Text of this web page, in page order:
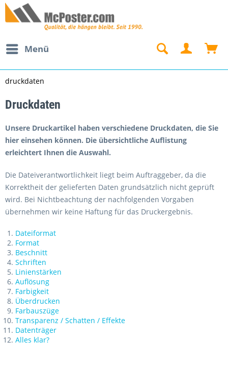
Menü
druckdaten
Druckdaten
Unsere Druckartikel haben verschiedene Druckdaten, die Sie
hier einsehen können. Die übersichtliche Auflistung
erleichtert Ihnen die Auswahl.
Die Dateiverantwortlichkeit liegt beim Auftraggeber, da die
Korrektheit der gelieferten Daten grundsätzlich nicht geprüft
wird. Bei Nichtbeachtung der nachfolgenden Vorgaben
übernehmen wir keine Haftung für das Druckergebnis.
Dateiformat
Format
Beschnitt
Schriften
Linienstärken
Auflösung
Farbigkeit
Überdrucken
Farbauszüge
Transparenz / Schatten / Effekte
Datenträger
Alles klar?